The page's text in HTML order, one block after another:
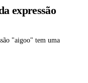
expressão
"aigoo" tem uma